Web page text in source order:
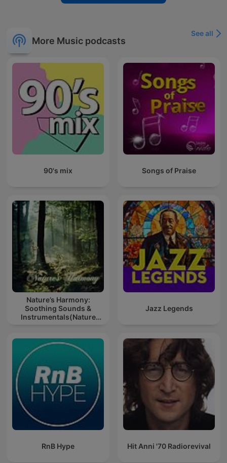
More Music podcasts
See all
90's mix Songs of Praise
Nature’s Harmony:
Soothing Sounds &
Instrumentals(Nature
Jazz Legends
RnB Hype Hit Anni '70 Radiorevival